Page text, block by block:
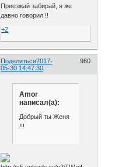
Приезжай забирай, я же
давно говорил !!
+2
Поделиться 960
2017-
05-30 14:47:30
Amor
написал(а):
Добрый ты Женя
!!!